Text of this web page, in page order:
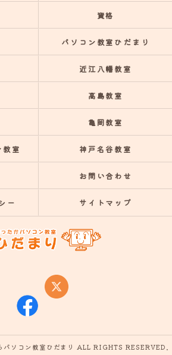
資格
パソコン教室ひだまり
近江八幡教室
高島教室
亀岡教室
室 神戸名谷教室
お問い合わせ
ー サイトマップ
ソコン教室ひだまり ALL RIGHTS RESERVED.